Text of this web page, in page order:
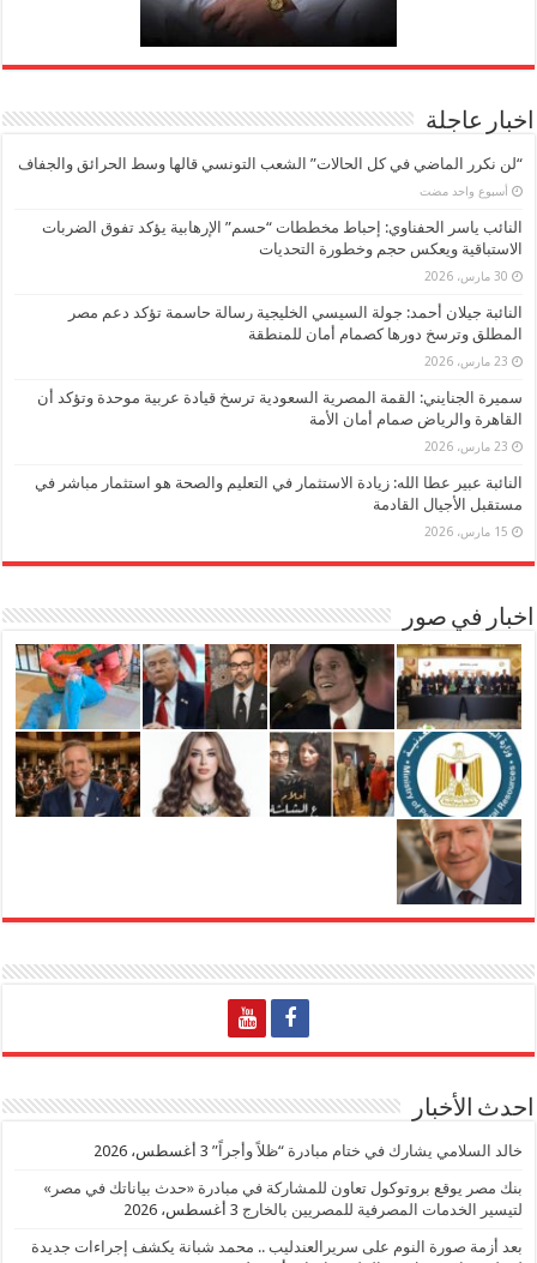
اخبار عاجلة
“لن نكرر الماضي في كل الحالات” الشعب التونسي قالها وسط الحرائق والجفاف
‏أسبوع واحد مضت
النائب ياسر الحفناوي: إحباط مخططات “حسم” الإرهابية يؤكد تفوق الضربات
الاستباقية ويعكس حجم وخطورة التحديات
30 مارس، 2026
النائبة جيلان أحمد: جولة السيسي الخليجية رسالة حاسمة تؤكد دعم مصر
المطلق وترسخ دورها كصمام أمان للمنطقة
23 مارس، 2026
سميرة الجنايني: القمة المصرية السعودية ترسخ قيادة عربية موحدة وتؤكد أن
القاهرة والرياض صمام أمان الأمة
23 مارس، 2026
النائبة عبير عطا الله: زيادة الاستثمار في التعليم والصحة هو استثمار مباشر في
مستقبل الأجيال القادمة
15 مارس، 2026
اخبار في صور
احدث الأخبار
خالد السلامي يشارك في ختام مبادرة “ظلاً وأجراً” 3 أغسطس، 2026
بنك مصر يوقع بروتوكول تعاون للمشاركة في مبادرة «حدث بياناتك في مصر»
لتيسير الخدمات المصرفية للمصريين بالخارج 3 أغسطس، 2026
بعد أزمة صورة النوم على سريرالعندليب .. محمد شبانة يكشف إجراءات جديدة